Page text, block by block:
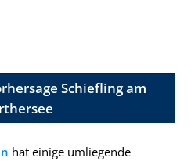
Schiefling am
hat einige umliegende